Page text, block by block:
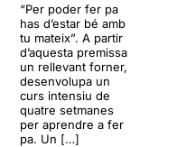
“Per poder fer pa
has d’estar bé amb
tu mateix”. A partir
d’aquesta premissa
un rellevant forner,
desenvolupa un
curs intensiu de
quatre setmanes
per aprendre a fer
pa. Un […]